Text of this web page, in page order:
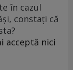
în cazul
constați că
acceptă nici